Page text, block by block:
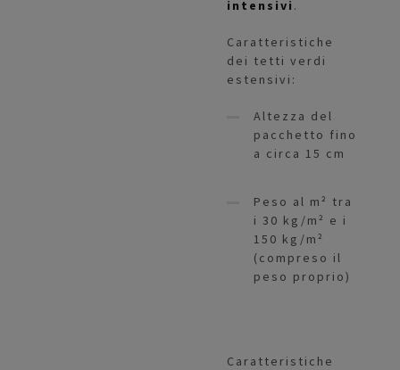
intensivi .
Caratteristiche
dei tetti verdi
estensivi:
Altezza del
pacchetto fino
a circa 15 cm
Peso al m² tra
i 30 kg/m² e i
150 kg/m²
(compreso il
peso proprio)
Caratteristiche